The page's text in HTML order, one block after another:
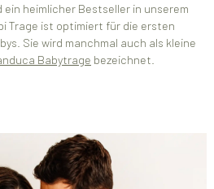
heimlicher Bestseller in unserem
Trage ist optimiert für die ersten
Sie wird manchmal auch als kleine
Babytrage bezeichnet.